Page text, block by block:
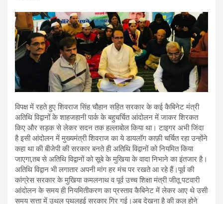
विपक्ष में रहते हुए शिवराज सिंह चौहान सहित सरकार के कई कैबिनेट मंत्री
अतिथि विद्वानों के शाहजहानी पार्क के बहुचर्चित आंदोलन में जाकर शिरकत
किए और सड़क से लेकर सदन तक हल्लाबोल किया था। टाइगर अभी जिंदा
है इसी आंदोलन में मुख्यमंत्री शिवराज का ये डायलॉग काफ़ी चर्चित रहा उन्होंने
कहा था की बीजेपी की सरकार बनते ही अतिथि विद्वानों को नियमित किया
जाएगा,तब से अतिथि विद्वानों को सूबे के मुखिया के वादा निभाने का इंतजार है।
अतिथि विद्वान भी लगातार अपनी मांग हर मंच पर रखते आ रहे हैं।पूर्व की
कांग्रेस सरकार के मुखिया कमलनाथ व पूर्व उच्च शिक्षा मंत्री जीतू पटवारी
आंदोलन के समय ही नियमितीकरण का प्रस्ताव कैबिनेट में लेकर आए थे उसी
समय सत्ता में उथल पुथलहुई सरकार गिर गई।अब देखना है की कल होने